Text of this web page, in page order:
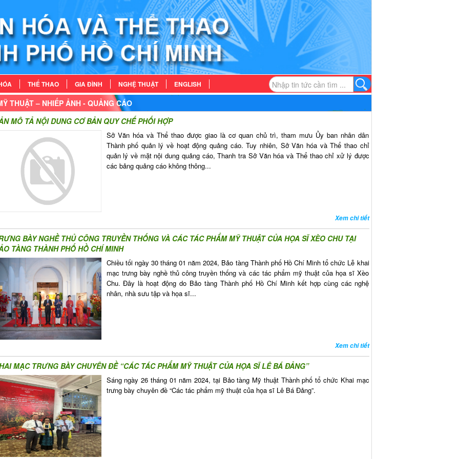
THỂ THAO GIA ĐÌNH NGHỆ THUẬT ENGLISH
THUẬT – NHIẾP ẢNH - QUẢNG CÁO
MÔ TẢ NỘI DUNG CƠ BẢN QUY CHẾ PHỐI HỢP
Sở Văn hóa và Thể thao được giao là cơ quan chủ trì, tham mưu Ủy ban nhân dân
Thành phố quản lý về hoạt động quảng cáo. Tuy nhiên, Sở Văn hóa và Thể thao chỉ
quản lý về mặt nội dung quảng cáo, Thanh tra Sở Văn hóa và Thể thao chỉ xử lý được
các bảng quảng cáo không thông...
Xem chi tiết
BÀY NGHỀ THỦ CÔNG TRUYỀN THỐNG VÀ CÁC TÁC PHẨM MỸ THUẬT CỦA HỌA SĨ XÈO CHU TẠI
TÀNG THÀNH PHỐ HỒ CHÍ MINH
Chiều tối ngày 30 tháng 01 năm 2024, Bảo tàng Thành phố Hồ Chí Minh tổ chức Lễ khai
mạc trưng bày nghề thủ công truyền thống và các tác phẩm mỹ thuật của họa sĩ Xèo
Chu. Đây là hoạt động do Bảo tàng Thành phố Hồ Chí Minh kết hợp cùng các nghệ
nhân, nhà sưu tập và họa sĩ...
Xem chi tiết
MẠC TRƯNG BÀY CHUYÊN ĐỀ “CÁC TÁC PHẨM MỸ THUẬT CỦA HỌA SĨ LÊ BÁ ĐẢNG”
Sáng ngày 26 tháng 01 năm 2024, tại Bảo tàng Mỹ thuật Thành phố tổ chức Khai mạc
trưng bày chuyên đề “Các tác phẩm mỹ thuật của họa sĩ Lê Bá Đảng”.